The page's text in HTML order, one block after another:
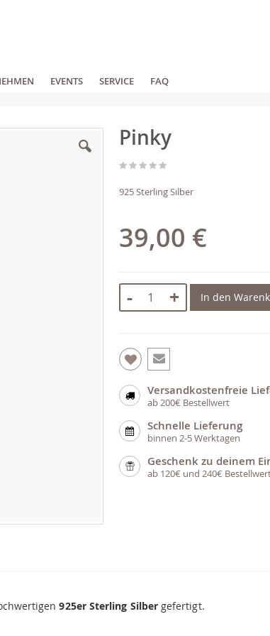
EVENTS SERVICE FAQ
Pinky
925 Sterling Silber
39,00 €
- + In den
Versandkostenfreie
ab 200€ Bestellwert
Schnelle Lieferung
binnen 2-5 Werktagen
Geschenk zu deinem
ab 120€ und 240€
925er Sterling Silber gefertigt.